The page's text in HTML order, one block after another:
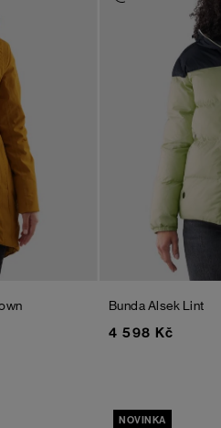
Bunda Alsek Lint
4 598 Kč
NOVINKA